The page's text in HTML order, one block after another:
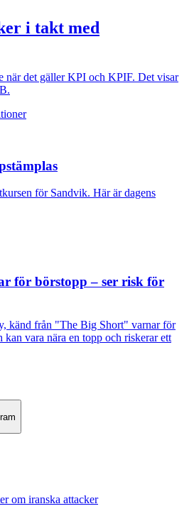
i takt med
när det gäller KPI och KPIF. Det visar
för Sandvik. Här är dagens
för börstopp – ser risk för
känd från "The Big Short" varnar för
kan vara nära en topp och riskerar ett
om iranska attacker